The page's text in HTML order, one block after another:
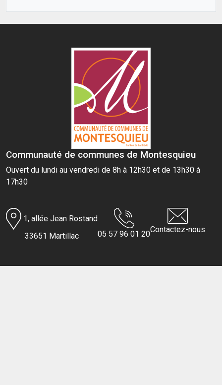
Communauté de communes de Montesquieu
Ouvert du lundi au vendredi de 8h à 12h30 et de 13h30 à
17h30
1, allée Jean Rostand
33651 Martillac
05 57 96 01 20Contactez-nous